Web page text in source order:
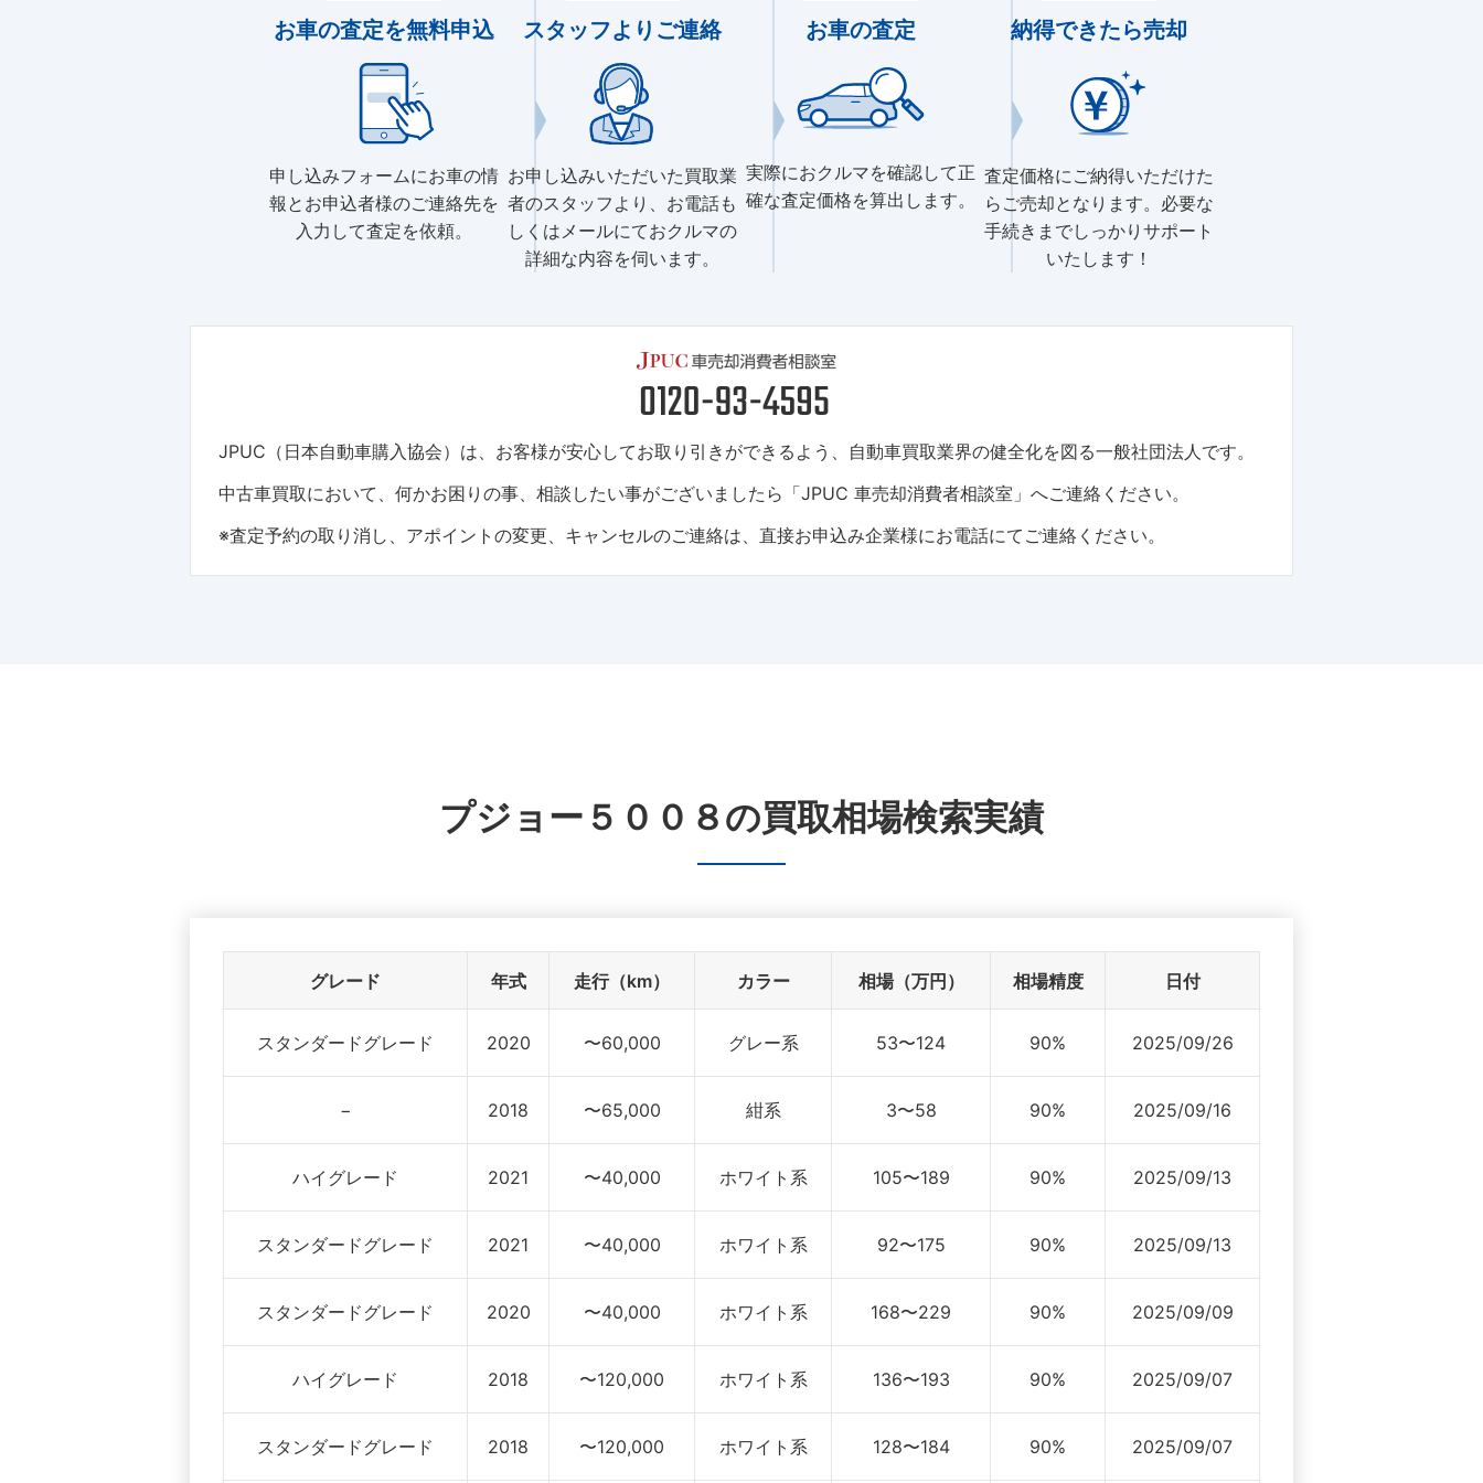
お車の査定を無料申込
申し込みフォームにお車の情
報とお申込者様のご連絡先を
入力して査定を依頼。
スタッフよりご連絡
お申し込みいただいた買取業
者のスタッフより、お電話も
しくはメールにておクルマの
詳細な内容を伺います。
お車の査定
実際におクルマを確認して正
確な査定価格を算出します。
納得できたら売却
査定価格にご納得いただけた
らご売却となります。必要な
手続きまでしっかりサポート
いたします！
JPUC（日本自動車購入協会）は、お客様が安心してお取り引きができるよう、自動車買取業界の健全化を図る一般社団法人です。
中古車買取において、何かお困りの事、相談したい事がございましたら「JPUC 車売却消費者相談室」へご連絡ください。
※査定予約の取り消し、アポイントの変更、キャンセルのご連絡は、直接お申込み企業様にお電話にてご連絡ください。
プジョー５００８の買取相場検索実績
グレード 年式 走行（km） カラー 相場（万円） 相場精度 日付
スタンダードグレード 2020 〜60,000 グレー系 53〜124 90% 2025/09/26
− 2018 〜65,000 紺系 3〜58 90% 2025/09/16
ハイグレード 2021 〜40,000 ホワイト系 105〜189 90% 2025/09/13
スタンダードグレード 2021 〜40,000 ホワイト系 92〜175 90% 2025/09/13
スタンダードグレード 2020 〜40,000 ホワイト系 168〜229 90% 2025/09/09
ハイグレード 2018 〜120,000 ホワイト系 136〜193 90% 2025/09/07
スタンダードグレード 2018 〜120,000 ホワイト系 128〜184 90% 2025/09/07